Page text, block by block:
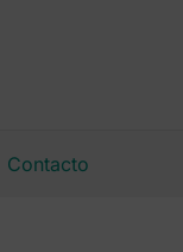
Contacto